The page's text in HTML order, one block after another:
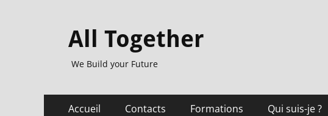
All Together
We Build your Future
Menu
Accueil Contacts Formations Qui suis-je ?